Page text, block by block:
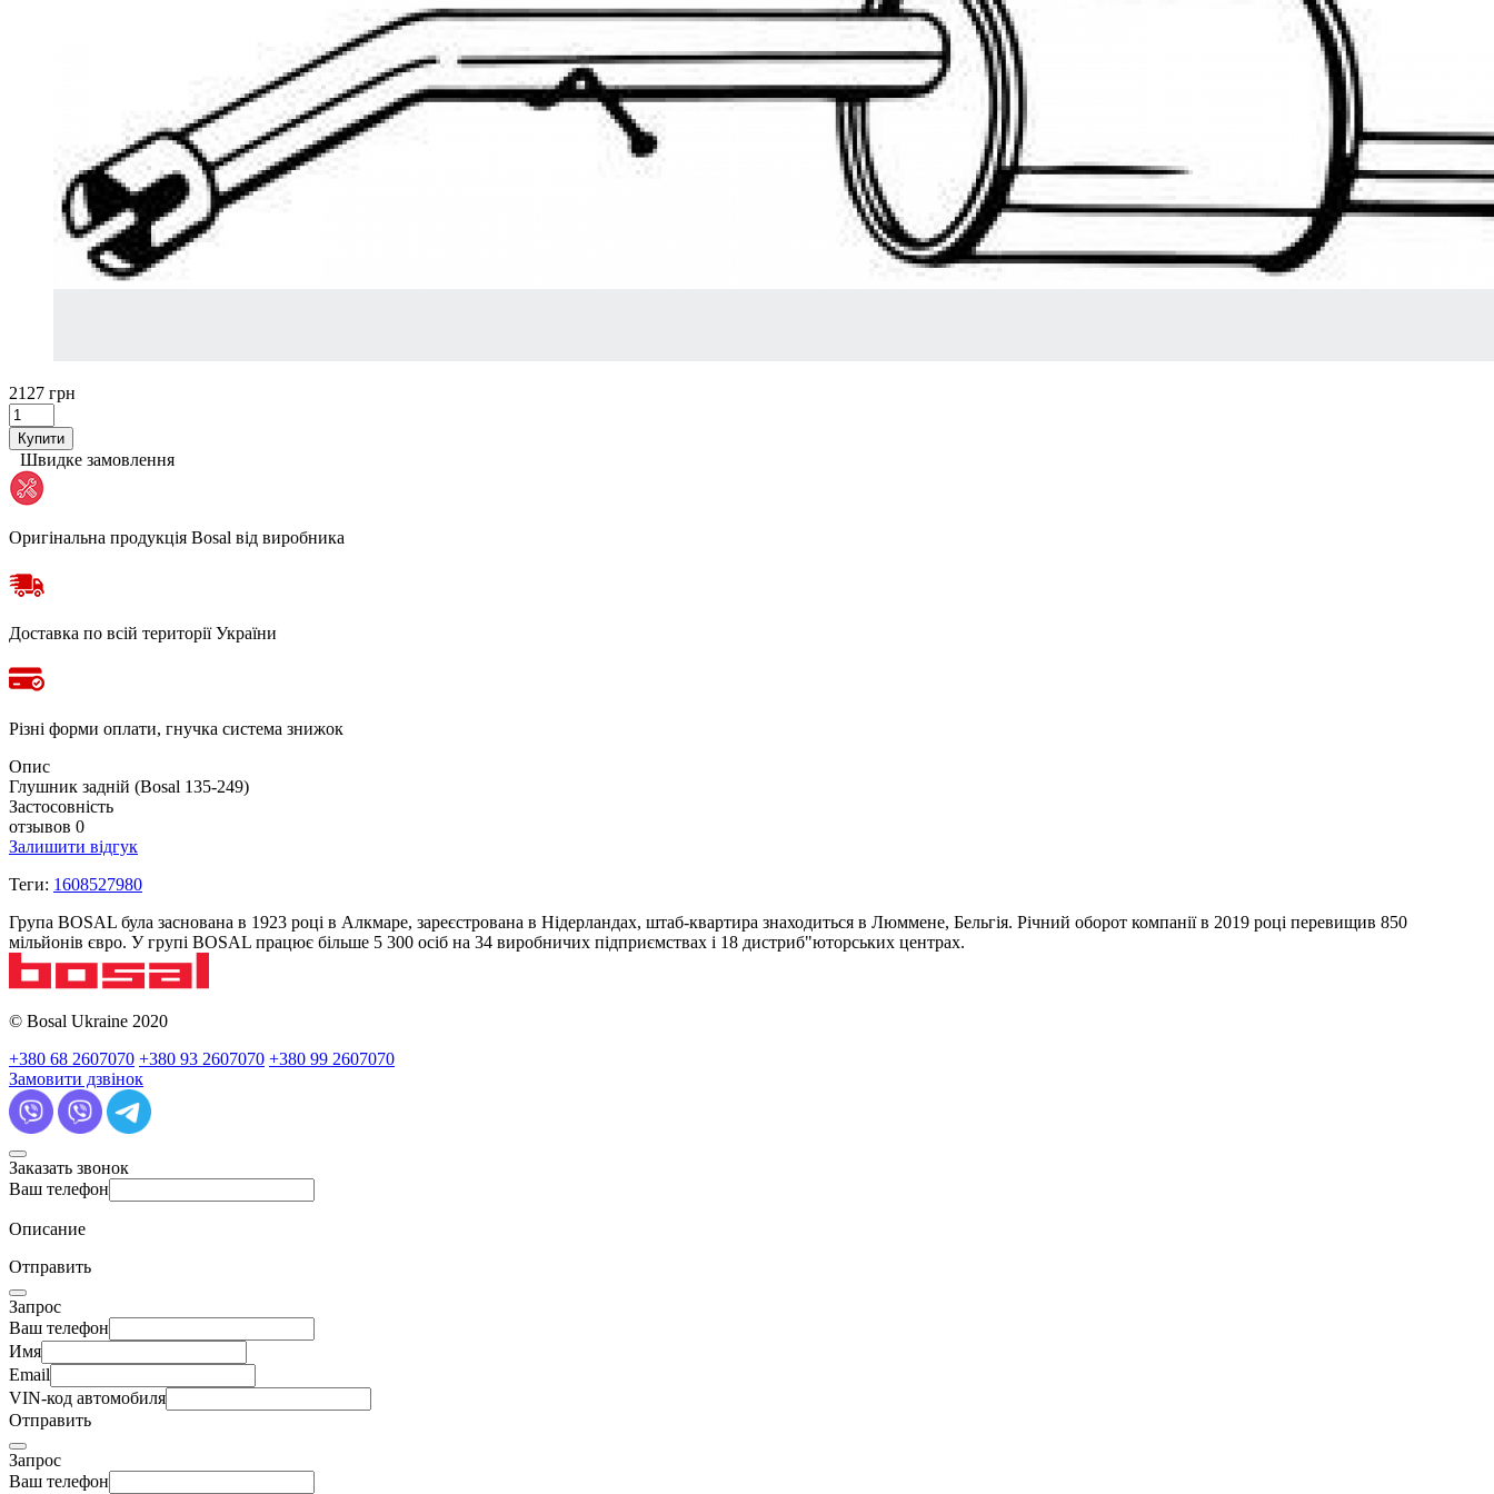
2127 грн
Купити
Швидке замовлення
Оригінальна продукція Bosal від виробника
Доставка по всій території України
Різні форми оплати, гнучка система знижок
Опис
Глушник задній (Bosal 135-249)
Застосовність
отзывов 0
Залишити відгук
Теги: 1608527980
Група BOSAL була заснована в 1923 році в Алкмаре, зареєстрована в Нідерландах, штаб-квартира знаходиться в Люммене, Бельгія. Річний оборот компанії в 2019 році перевищив 850
мільйонів євро. У групі BOSAL працює більше 5 300 осіб на 34 виробничих підприємствах і 18 дистриб"юторських центрах.
© Bosal Ukraine 2020
+380 68 2607070 +380 93 2607070 +380 99 2607070
Замовити дзвінок
Заказать звонок
Ваш телефон
Описание
Отправить
Запрос
Ваш телефон
Имя
Email
VIN-код автомобиля
Отправить
Запрос
Ваш телефон